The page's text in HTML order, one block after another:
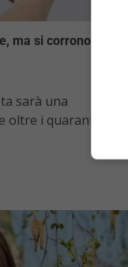
ma si corrono
sarà una
i quaranta